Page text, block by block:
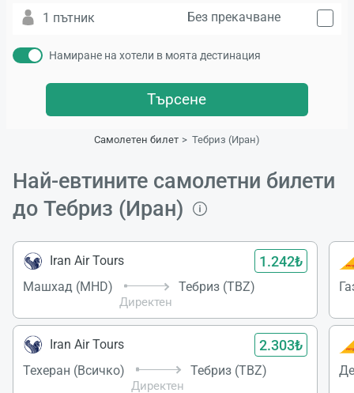
1 пътник Без прекачване
Намиране на хотели в моята дестинация
Търсене
Самолетен билет Тебриз (Иран)
Най-евтините самолетни билети
до Тебриз (Иран)
Iran Air Tours 1.242₺
Машхад (MHD)
Директен
Тебриз (TBZ)
Iran Air Tours 2.303₺
Техеран (Всичко)
Директен
Тебриз (TBZ)